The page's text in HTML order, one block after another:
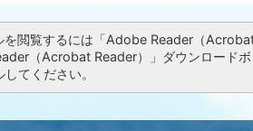
を閲覧するには「Adobe Reader（
（Acrobat Reader）」ダウンロード
てください。